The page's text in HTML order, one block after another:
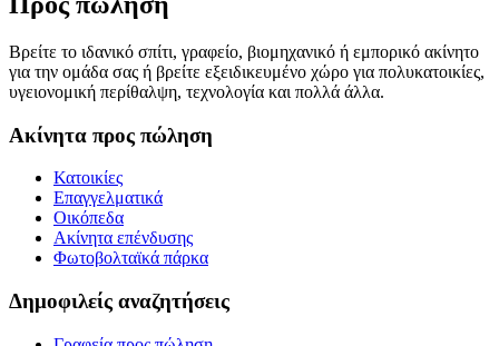
Βρείτε το ιδανικό σπίτι, γραφείο, βιομηχανικό ή εμπορικό ακίνητο
για την ομάδα σας ή βρείτε εξειδικευμένο χώρο για πολυκατοικίες,
υγειονομική περίθαλψη, τεχνολογία και πολλά άλλα.
Ακίνητα προς πώληση
Κατοικίες
Επαγγελματικά
Οικόπεδα
Ακίνητα επένδυσης
Φωτοβολταϊκά πάρκα
Δημοφιλείς αναζητήσεις